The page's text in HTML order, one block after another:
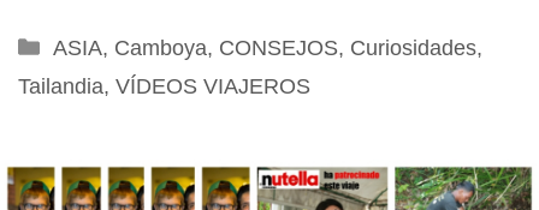
Categorías
ASIA, Camboya, CONSEJOS, Curiosidades,
Tailandia, VÍDEOS VIAJEROS